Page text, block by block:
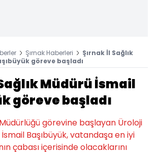
Şırnak Haberleri
Şırnak İl Sağlık
göreve başladı
Müdürü İsmail
göreve başladı
Müdürlüğü görevine başlayan Üroloji
İsmail Başıbüyük, vatandaşa en iyi
çabası içerisinde olacaklarını